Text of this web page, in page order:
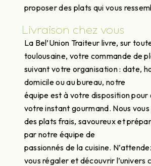
proposer des plats qui vous
Livraison chez vous
La Bel’Union Traiteur livre, sur
toulousaine, votre commande de
suivant votre organisation : date,
domicile ou au bureau, notre
équipe est à votre disposition pour
votre instant gourmand. Nous
des plats frais, savoureux et
par notre équipe de
passionnés de la cuisine.
vous régaler et découvrir l’univers